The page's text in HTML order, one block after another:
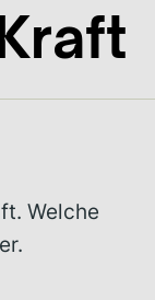
Welche